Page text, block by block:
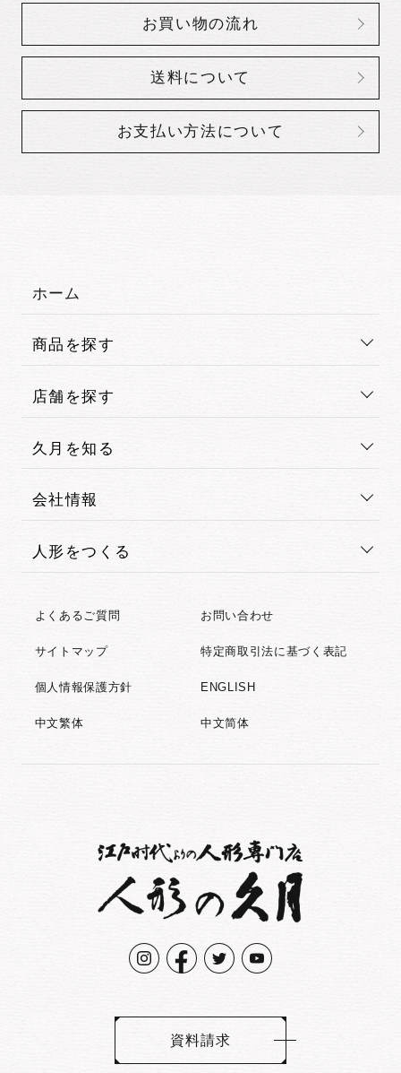
お買い物の流れ
送料について
お支払い方法について
資料請求
ホーム
商品を探す
店舗を探す
久月を知る
会社情報
人形をつくる
よくあるご質問 お問い合わせ
サイトマップ 特定商取引法に基づく表記
個人情報保護方針 ENGLISH
中文繁体 中文简体